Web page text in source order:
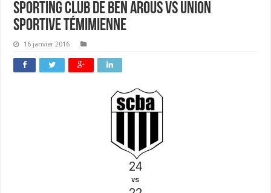
Sporting Club de Ben Arous vs Union
Sportive Témimienne
16 janvier 2016
24
vs